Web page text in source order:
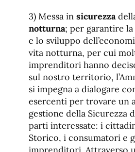
3) Messa in sicurezza
notturna; per garantire
e lo sviluppo
vita notturna, per cui
imprenditori hanno
sul nostro territorio,
si impegna a dialogare
esercenti per trovare un
gestione della Sicurezza
parti interessate: i
Storico, i consumatori e